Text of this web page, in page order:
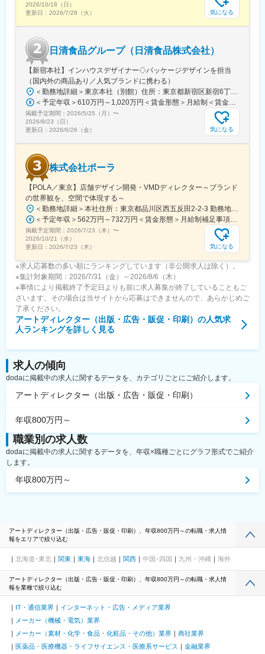
2026/10/18（日）
更新日： 2026/7/28（火） 気になる
日清食品グループ（日清食品株式会社）
【新宿本社】インハウスデザイナー◇パッケージデザインを担当
（国内外の商品あり／人気ブランドに携わる）
掲載予定期間： 2026/5/25（月） 〜
2026/8/23（日）
更新日： 2026/6/26（金） 気になる
株式会社ポーラ
【POLA／東京】店舗デザイン開発・VMDディレクター～ブランド
の世界観を、空間で体現する～
掲載予定期間： 2026/7/23（木） 〜
2026/10/21（水）
更新日： 2026/7/23（木） 気になる
※求人応募数の多い順にランキングしています（非公開求人は除く）。
※集計対象期間：2026/7/31（金）～2026/8/6（木）
※事情により掲載終了予定日よりも前に求人募集が終了していることもご
ざいます。その場合は当サイトから応募はできませんので、あらかじめご
了承ください。
アートディレクター（出版・広告・販促・印刷） の人気求
人ランキングを詳しく見る
求人の傾向
dodaに掲載中の求人に関するデータを、カテゴリごとにご紹介します。
アートディレクター（出版・広告・販促・印刷）
年収800万円～
職業別の求人数
dodaに掲載中の求人に関するデータを、年収×職種ごとにグラフ形式でご紹介
します。
年収800万円～
アートディレクター（出版・広告・販促・印刷）、年収800万円～の転職・求人情
報をエリアで絞り込む
北海道･東北 関東 東海 北信越 関西 中国･四国 九州・沖縄 海外
アートディレクター（出版・広告・販促・印刷）、年収800万円～の転職・求人情
報を業種で絞り込む
IT・通信業界
インターネット・広告・メディア業界
メーカー（機械・電気）業界
メーカー（素材・化学・食品・化粧品・その他）業界
商社業界
医薬品・医療機器・ライフサイエンス・医療系サービス
金融業界